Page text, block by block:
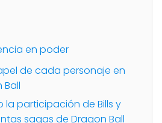
en poder
de cada personaje en
Ball
la participación de Bills y
sagas de Dragon Ball